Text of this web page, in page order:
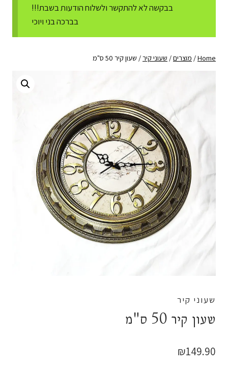
בבקשה לא להתקשר ולשלוח הודעות בשבת!!!
בברכה בני ויוכי
Home
/ מוצרים/ שעוני קיר/ שעון קיר 50 ס"מ
שעוני קיר
שעון קיר 50 ס"מ
₪149.90